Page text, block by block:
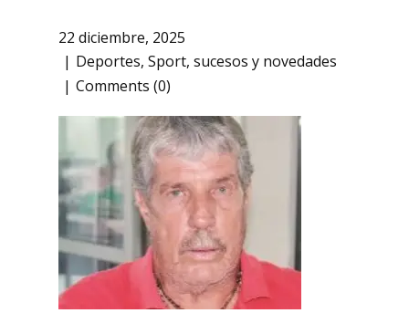
22 diciembre, 2025
Deportes, Sport, sucesos y novedades
Comments (0)